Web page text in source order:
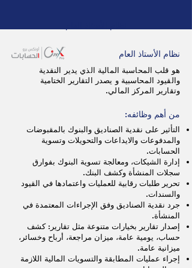
نظام الأستاذ العام
هو قلب المحاسبة المالية الذي يدير النقدية
والقيود المحاسبية و يصدر التقارير الختامية
وتقارير المركز المالي.
من أهم وظائفه:
التأثير على نقدية الصناديق والبنوك بالمقبوضات
والمدفوعات والايداعات والتحويلات وتسوية
الحسابات.
إدارة الشيكات، ومعالجة تسوية البنوك بفوارق
سجلات المنشأة وكشف البنك.
تحرير طلبات رقابية للعمليات واعتمادها في القيود
والسندات.
جرد نقدية الصناديق وفق الإجراءات المعتمدة في
المنشأة.
إصدار تقارير بخيارات متنوعة مثل تقارير: كشف
حساب، يومية عامة، ميزان مراجعة، أرباح وخسائر،
ميزانية عامة.
إجراء عمليات المطابقة والتسويات المالية اللازمة